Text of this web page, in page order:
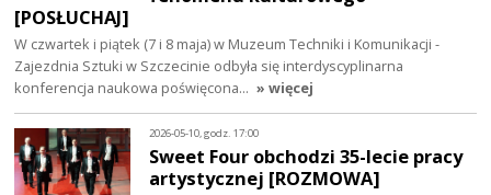
[POSŁUCHAJ]
W czwartek i piątek (7 i 8 maja) w Muzeum Techniki i Komunikacji -
Zajezdnia Sztuki w Szczecinie odbyła się interdyscyplinarna
konferencja naukowa poświęcona… » więcej
2026-05-10, godz. 17:00
Sweet Four obchodzi 35-lecie pracy
artystycznej [ROZMOWA]